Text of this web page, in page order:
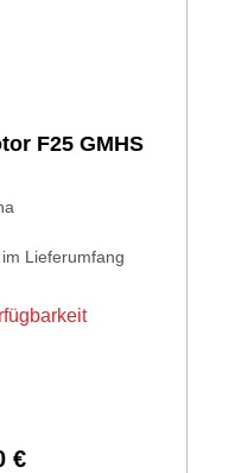
F25 GMHS
Lieferumfang
€